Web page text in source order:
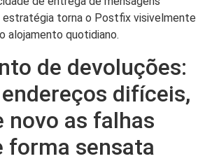
torna o Postfix visivelmente
alojamento quotidiano.
de devoluções:
difíceis,
novo as falhas
forma sensata